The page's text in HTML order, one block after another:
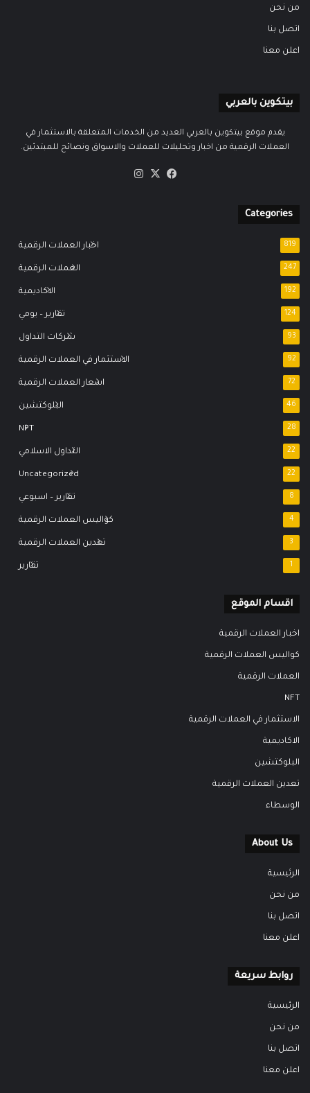
من نحن
اتصل بنا
اعلن معنا
بيتكوين بالعربي
يقدم موقع بيتكوين بالعربي العديد من الخدمات المتعلقة بالاستثمار في
العملات الرقمية من اخبار وتحليلات للعملات والاسواق ونصائح للمبتدئين.
فيسبوك
‫X
Categories
اخبار العملات الرقمية 819
العملات الرقمية 247
الاكاديمية 192
تقارير – يومي 124
شركات التداول 93
الاستثمار في العملات الرقمية 92
اسعار العملات الرقمية 72
البلوكتشين 46
NFT 28
التداول الاسلامي 22
Uncategorized 22
تقارير – اسبوعي 8
كواليس العملات الرقمية 4
تعدين العملات الرقمية 3
تقارير 1
اقسام الموقع
اخبار العملات الرقمية
كواليس العملات الرقمية
العملات الرقمية
NFT
الاستثمار في العملات الرقمية
الاكاديمية
البلوكتشين
تعدين العملات الرقمية
الوسطاء
About Us
الرئيسية
من نحن
اتصل بنا
اعلن معنا
روابط سريعة
الرئيسية
من نحن
اتصل بنا
اعلن معنا